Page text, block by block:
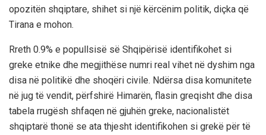
opozitën shqiptare, shihet si një kërcënim politik, diçka që
Tirana e mohon.
Rreth 0.9% e popullsisë së Shqipërisë identifikohet si
greke etnike dhe megjithëse numri real vihet në dyshim nga
disa në politikë dhe shoqëri civile. Ndërsa disa komunitete
në jug të vendit, përfshirë Himarën, flasin greqisht dhe disa
tabela rrugësh shfaqen në gjuhën greke, nacionalistët
shqiptarë thonë se ata thjesht identifikohen si grekë për të